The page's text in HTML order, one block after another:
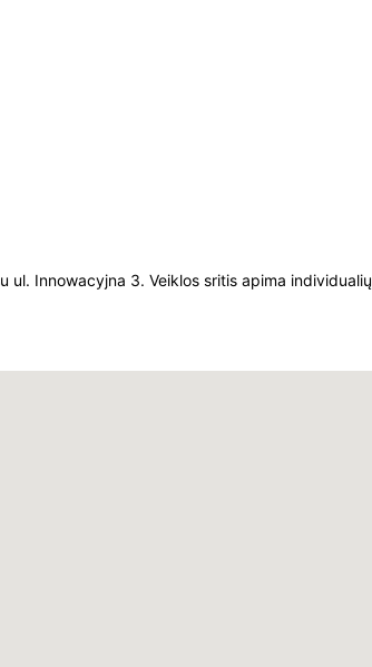
ul. Innowacyjna 3. Veiklos sritis apima individualių